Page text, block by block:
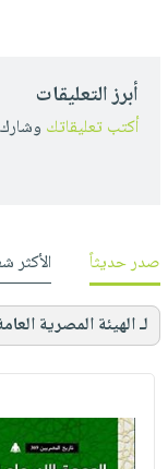
أبرز التعليقات
أكتب تعليقاتك
صدر حديثاً الأكثر
لـ الهيئة المصرية